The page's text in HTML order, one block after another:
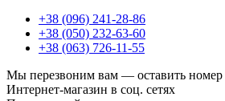
+38 (096) 241-28-86
+38 (050) 232-63-60
+38 (063) 726-11-55
Мы перезвоним вам — оставить номер
Интернет-магазин в соц. сетях